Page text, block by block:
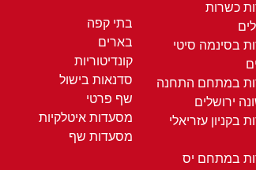
כשרות
בסינמה סיטי
במתחם התחנה
ירושלים
בקניון עזריאלי
במתחם יס
בתי קפה
בארים
קונדיטוריות
סדנאות בישול
שף פרטי
מסעדות איטלקיות
מסעדות שף